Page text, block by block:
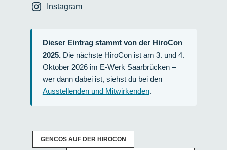
Instagram
Dieser Eintrag stammt von der HiroCon
2025.Die nächste HiroCon ist am 3. und 4.
Oktober 2026 im E-Werk Saarbrücken –
wer dann dabei ist, siehst du bei den
Ausstellenden und Mitwirkenden.
GENCOS AUF DER HIROCON